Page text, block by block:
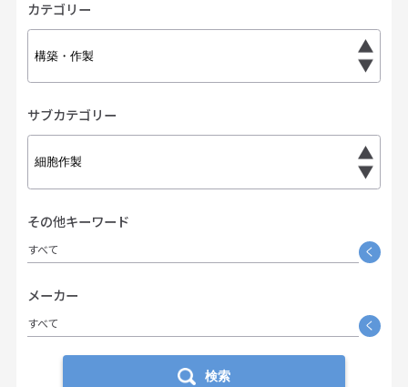
カテゴリー
サブカテゴリー
その他キーワード
すべて く
メーカー
すべて く
検索